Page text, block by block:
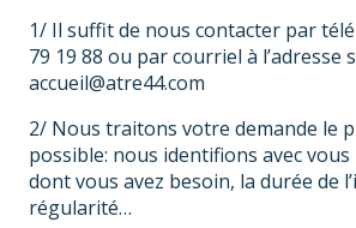
1/ Il suffit de nous contacter par
79 19 88 ou par courriel à l’adresse
accueil@atre44.com
2/ Nous traitons votre demande le
possible: nous identifions avec vous
dont vous avez besoin, la durée de
régularité…